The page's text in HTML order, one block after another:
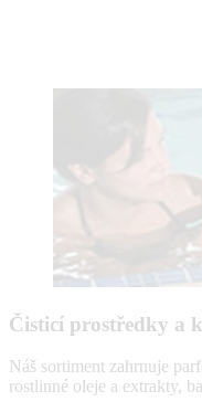
Čisticí prostředky a
Náš sortiment zahrnuje
rostlinné oleje a extrakty,